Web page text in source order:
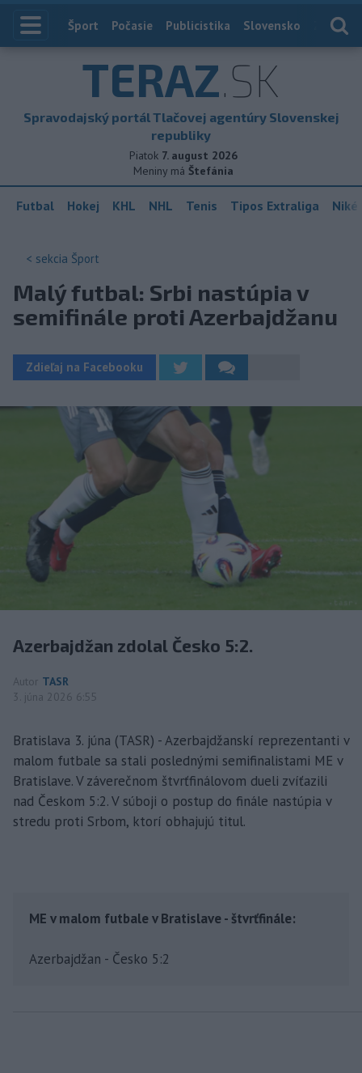
Index
Šport Počasie Publicistika Slovensko
TERAZ.SK
Spravodajský portál Tlačovej agentúry Slovenskej
republiky
Piatok 7. august 2026
Meniny má Štefánia
Futbal Hokej KHL NHL Tenis Tipos Extraliga
< sekcia Šport
Malý futbal: Srbi nastúpia v
semifinále proti Azerbajdžanu
Zdieľaj na Facebooku
Azerbajdžan zdolal Česko 5:2.
Autor TASR
3. júna 2026 6:55
Bratislava 3. júna (TASR) - Azerbajdžanskí reprezentanti v
malom futbale sa stali poslednými semifinalistami ME v
Bratislave. V záverečnom štvrťfinálovom dueli zvíťazili
nad Českom 5:2. V súboji o postup do finále nastúpia v
stredu proti Srbom, ktorí obhajujú titul.
ME v malom futbale v Bratislave - štvrťfinále:
Azerbajdžan - Česko 5:2